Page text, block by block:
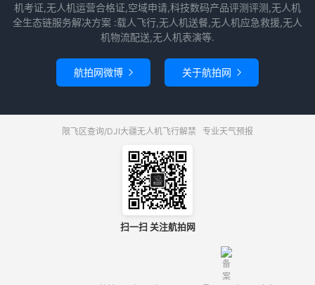
机考证,无人机运营合格证,空域申请,科技数码产品评测评测,无人机
全生态链服务解决方案 :载人飞行,无人机送餐,无人机应急救援,无人
机物流配送,无人机表演等.
航拍网微博  关于航拍网 
限飞区查询/DJI大疆无人机飞行解禁 专业天气预报
扫一扫 关注航拍网